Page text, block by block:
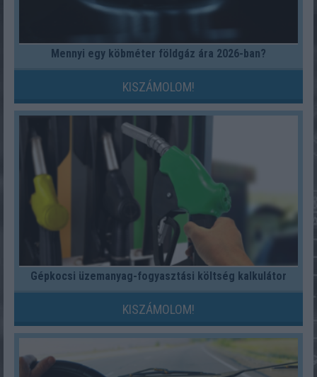
Mennyi egy köbméter földgáz ára 2026-ban?
KISZÁMOLOM!
Gépkocsi üzemanyag-fogyasztási költség kalkulátor
KISZÁMOLOM!